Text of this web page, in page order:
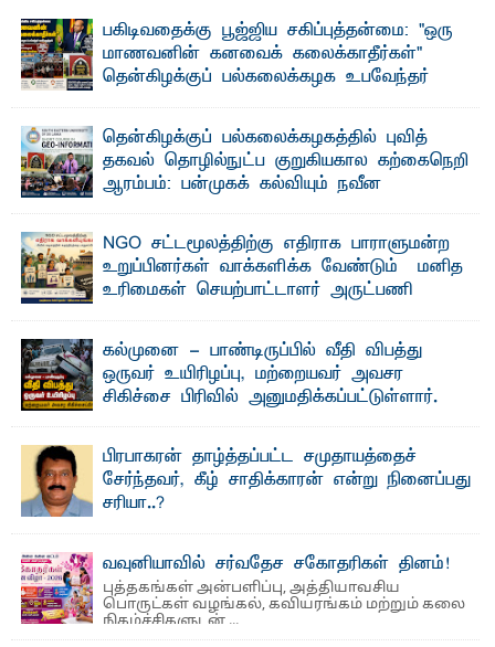
பகிடிவதைக்கு பூஜ்ஜிய சகிப்புத்தன்மை: "ஒரு
மாணவனின் கனவைக் கலைக்காதீர்கள்" –
தென்கிழக்குப் பல்கலைக்கழக உபவேந்தர்
"ஒ ரு மாணவனின் அல்லது மாணவியின் கனவு என்னால்
கலைக்கப்படாது" என்ற உறுதியை ஒவ்வொரு மாணவரும் ...
தென்கிழக்குப் பல்கலைக்கழகத்தில் புவித்
தகவல் தொழில்நுட்ப குறுகியகால கற்கைநெறி
ஆரம்பம்: பன்முகக் கல்வியும் நவீன
பேராசிரியர் எம். எம். பாஸில்
தெ ன்கிழக்குப் பல்கலைக்கழகத்தின் கலை மற்றும் கலாசார
பீடத்தின் புவியியல் துறையினால் ...
NGO சட்டமூலத்திற்கு எதிராக பாராளுமன்ற
உறுப்பினர்கள் வாக்களிக்க வேண்டும் – மனித
உரிமைகள் செயற்பாட்டாளர் அருட்பணி
ஜே. எப். காமிலா பேகம்- இ லங்கை அரசாங்கம் அரசுசாரா
அமைப்புகள் (NGO) தொடர்பான புதிய சட்டமூலத்தை ...
கல்முனை - பாண்டிருப்பில் வீதி விபத்து
ஒருவர் உயிரிழப்பு, மற்றையவர் அவசர
சிகிச்சை பிரிவில் அனுமதிக்கப்பட்டுள்ளார்.
பாண்டிருப்பு ...பிரபாகரன் தாழ்த்தப்பட்ட சமுதாயத்தைச்
சேர்ந்தவர், கீழ் சாதிக்காரன் என்று நினைப்பது
சரியா..?
வவுனியாவில் சர்வதேச சகோதரிகள் தினம்!
புத்தகங்கள் அன்பளிப்பு, அத்தியாவசிய
பொருட்கள் வழங்கல், கவியரங்கம் மற்றும் கலை
நிகழ்ச்சிகளுடன் ...